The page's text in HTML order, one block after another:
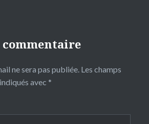
ne sera pas publiée. Les champs
avec *